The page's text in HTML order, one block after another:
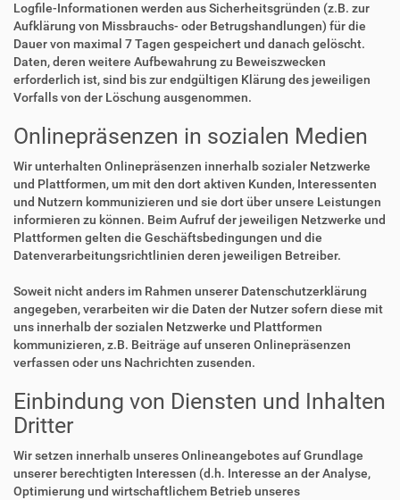
Logfile-Informationen werden aus Sicherheitsgründen (z.B. zur
Aufklärung von Missbrauchs- oder Betrugshandlungen) für die
Dauer von maximal 7 Tagen gespeichert und danach gelöscht.
Daten, deren weitere Aufbewahrung zu Beweiszwecken
erforderlich ist, sind bis zur endgültigen Klärung des jeweiligen
Vorfalls von der Löschung ausgenommen.
Onlinepräsenzen in sozialen Medien
Wir unterhalten Onlinepräsenzen innerhalb sozialer Netzwerke
und Plattformen, um mit den dort aktiven Kunden, Interessenten
und Nutzern kommunizieren und sie dort über unsere Leistungen
informieren zu können. Beim Aufruf der jeweiligen Netzwerke und
Plattformen gelten die Geschäftsbedingungen und die
Datenverarbeitungsrichtlinien deren jeweiligen Betreiber.
Soweit nicht anders im Rahmen unserer Datenschutzerklärung
angegeben, verarbeiten wir die Daten der Nutzer sofern diese mit
uns innerhalb der sozialen Netzwerke und Plattformen
kommunizieren, z.B. Beiträge auf unseren Onlinepräsenzen
verfassen oder uns Nachrichten zusenden.
Einbindung von Diensten und Inhalten
Dritter
Wir setzen innerhalb unseres Onlineangebotes auf Grundlage
unserer berechtigten Interessen (d.h. Interesse an der Analyse,
Optimierung und wirtschaftlichem Betrieb unseres